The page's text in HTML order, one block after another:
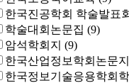
한국진공학회 학술발표
학술대회논문집 (9)
암석학회지 (9)
한국산업정보학회논문지
한국정보기술응용학회